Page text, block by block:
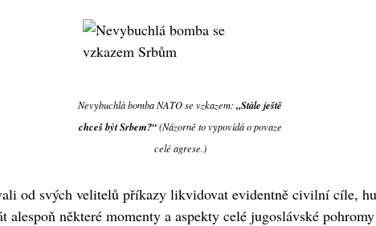
Nevybuchlá bomba NATO se vzkazem:„Stále ještě
chceš být Srbem?“(Názorně to vypovídá o povaze
celé agrese.)
od svých velitelů příkazy likvidovat evidentně civilní cíle,
alespoň některé momenty a aspekty celé jugoslávské pohromy